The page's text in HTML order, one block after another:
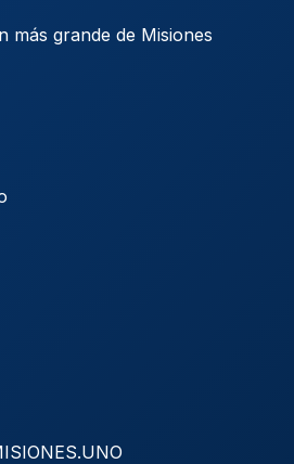
más grande de Misiones